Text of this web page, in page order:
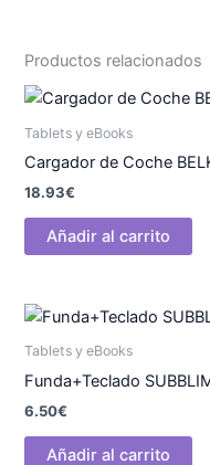
Productos relacionados
Tablets y eBooks
Cargador de Coche
18.93€
Añadir al carrito
Tablets y eBooks
Funda+Teclado
6.50€
Añadir al carrito